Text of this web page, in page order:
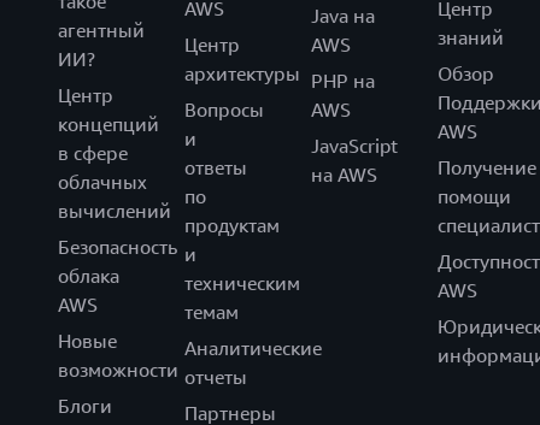
агентный
ИИ?
Центр
концепций
в сфере
облачных
вычислений
Безопасность
облака
AWS
Новые
возможности
Блоги
AWS
Центр
архитектуры
Вопросы
и
ответы
по
продуктам
и
техническим
темам
Аналитические
отчеты
Партнеры
Java на
AWS
PHP на
AWS
JavaScript
на AWS
Центр
знаний
Обзор
AWS
Получение
помощи
AWS